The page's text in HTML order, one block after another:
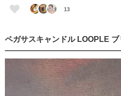
13
ペガサスキャンドル LOOPLE